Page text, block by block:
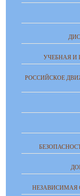
УЧЕБНАЯ И
РОССИЙСКОЕ
НЕЗАВИСИМАЯ